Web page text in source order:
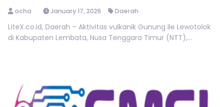
ocha January 17, 2026 Daerah
LiteX.co.id, Daerah – Aktivitas vulkanik Gunung Ile Lewotolok
di Kabupaten Lembata, Nusa Tenggara Timur (NTT),...